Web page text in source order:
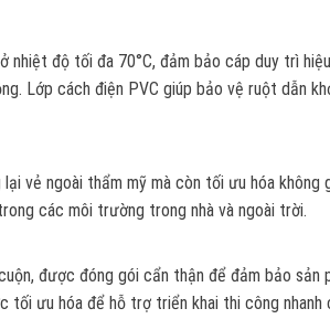
nhiệt độ tối đa 70°C, đảm bảo cáp duy trì
Lớp cách điện PVC giúp bảo vệ ruột dẫn
vẻ ngoài thẩm mỹ mà còn tối ưu hóa không
các môi trường trong nhà và ngoài trời.
được đóng gói cẩn thận để đảm bảo sản
tối ưu hóa để hỗ trợ triển khai thi công